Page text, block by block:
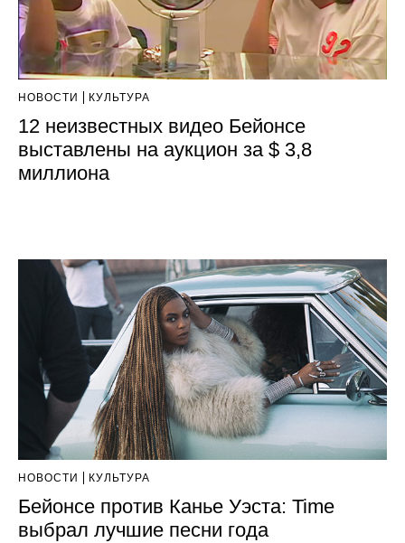
НОВОСТИ КУЛЬТУРА
12 неизвестных видео Бейонсе
выставлены на аукцион за $ 3,8
миллиона
НОВОСТИ КУЛЬТУРА
Бейонсе против Канье Уэста: Time
выбрал лучшие песни года